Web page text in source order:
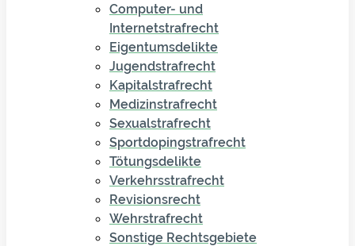
Computer- und
Internetstrafrecht
Eigentumsdelikte
Jugendstrafrecht
Kapitalstrafrecht
Medizinstrafrecht
Sexualstrafrecht
Sportdopingstrafrecht
Tötungsdelikte
Verkehrsstrafrecht
Revisionsrecht
Wehrstrafrecht
Sonstige Rechtsgebiete